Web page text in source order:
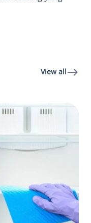
View all